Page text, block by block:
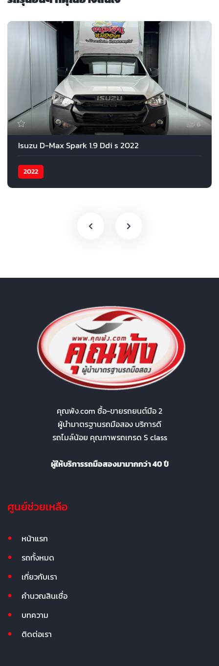
6
Isuzu D-Max Spark 1.9 Ddi s 2022
2022
คุณพ้ง.com ซื้อ-ขายรถยนต์มือ 2
ผู้นำมาตรฐานรถมือสอง บริการดี
รถไมล์น้อย คุณภาพรถเกรด S class
ผู้ให้บริการรถมือสองมามากกว่า 40 ปี
ศูนย์ช่วยเหลือ
หน้าแรก
รถทั้งหมด
เกี่ยวกับเรา
คำนวณสินเชื่อ
บทความ
ติดต่อเรา